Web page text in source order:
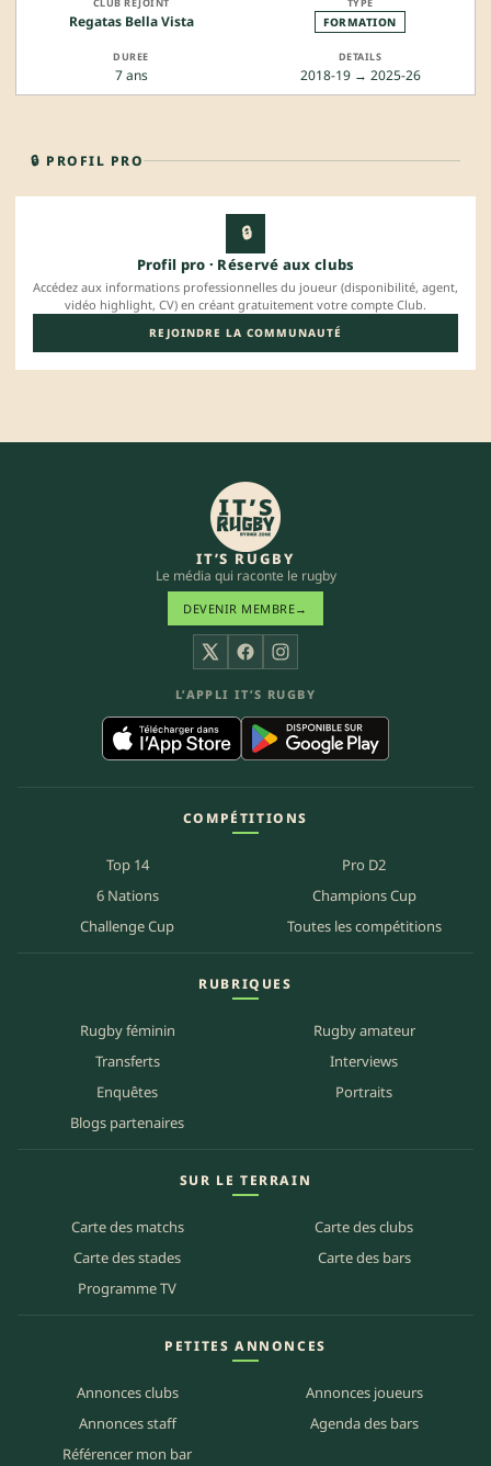
Regatas Bella Vista FORMATION
7 ans 2018-19 → 2025-26
🔒 PROFIL PRO
🔒
Profil pro · Réservé aux clubs
Accédez aux informations professionnelles du joueur (disponibilité, agent,
vidéo highlight, CV) en créant gratuitement votre compte Club.
REJOINDRE LA COMMUNAUTÉ
IT’S RUGBY
Le média qui raconte le rugby
DEVENIR MEMBRE→
X FacebookInstagram
L’APPLI IT’S RUGBY
COMPÉTITIONS
Top 14
Pro D2
6 Nations
Champions Cup
Challenge Cup
Toutes les compétitions
RUBRIQUES
Rugby féminin
Rugby amateur
Transferts
Interviews
Enquêtes
Portraits
Blogs partenaires
SUR LE TERRAIN
Carte des matchs
Carte des clubs
Carte des stades
Carte des bars
Programme TV
PETITES ANNONCES
Annonces clubs
Annonces joueurs
Annonces staff
Agenda des bars
Référencer mon bar